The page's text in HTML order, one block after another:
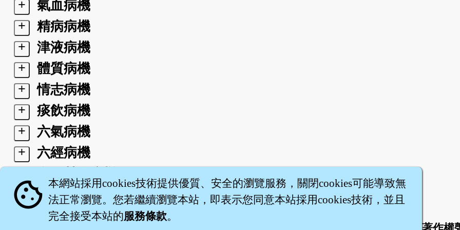
+
氣血病機
+
精病病機
+
津液病機
+
體質病機
+
情志病機
+
痰飲病機
+
六氣病機
+
六經病機
衛氣營血病機
+ 三焦病機
著作權
cookie 本網站採用cookies技術提供優質、安全的瀏覽服務，關閉cookies可能導致無
法正常瀏覽。您若繼續瀏覽本站，即表示您同意本站採用cookies技術，並且
完全接受本站的服務條款。